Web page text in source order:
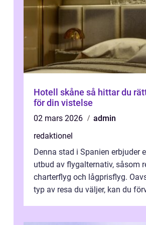
Hotell skåne så hittar du rätt boende
för din vistelse
02 mars 2026
admin
redaktionel
Denna stad i Spanien erbjuder
utbud av flygalternativ, såsom
charterflyg och lågprisflyg.
typ av resa du väljer, kan du